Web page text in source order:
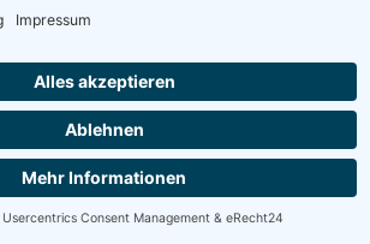
Nutzungsbedingungen